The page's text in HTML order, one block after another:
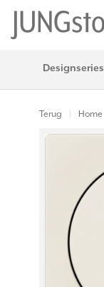
Designseries
Terug Home